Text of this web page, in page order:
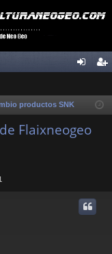
ist
productos SNK
Flaixneogeo